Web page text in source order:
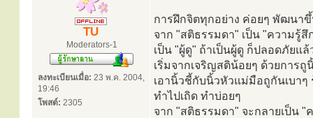
TU
Moderators-1
ลงทะเบียนเมื่อ: 23 พ.ค. 2004,
19:46
โพสต์: 2305
การฝึกจิตทุกอย่าง ค่อยๆ พัฒนา
จาก "สติธรรมดา" เป็น "ความรู้สึ
เป็น "ผู้ดู" ถ้าเป็นผู้ดู ก็ปลอดภัยแล้
เริ่มจากเจริญสติน้อยๆ ด้วยการถู
เอานิ้วชี้กับนิ้วหัวแม่มือถูกันเบาๆ
ทำไปเถิด ทำบ่อยๆ
จาก "สติธรรมดา" จะกลายเป็น "